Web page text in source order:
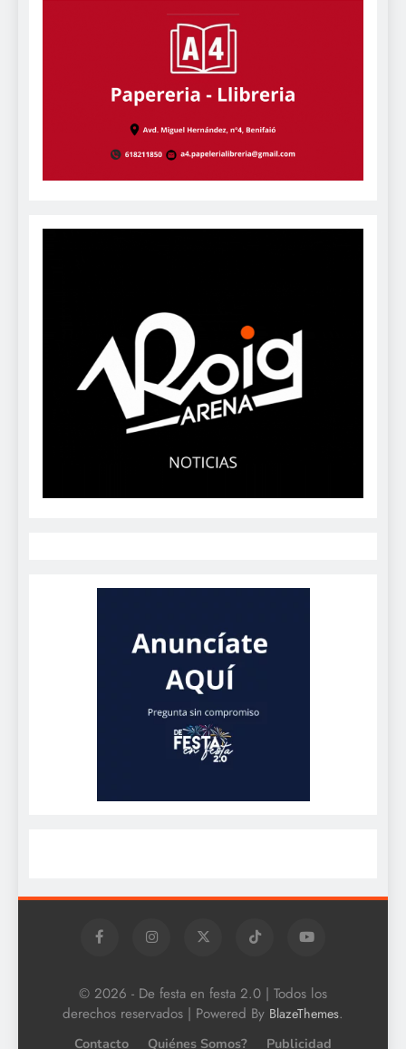
© 2026 - De festa en festa 2.0 | Todos los
derechos reservados | Powered By BlazeThemes.
Contacto Quiénes Somos? Publicidad